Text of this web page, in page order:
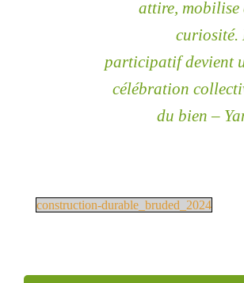
attire, mobilise
curiosité.
participatif devient
célébration
du bien –
construction-durable_bruded_2024